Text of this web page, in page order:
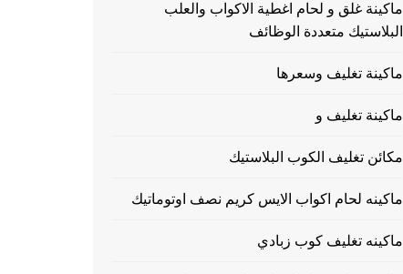
ماكينة غلق و لحام اغطية الاكواب والعلب
البلاستيك متعددة الوظائف
ماكينة تغليف وسعرها
ماكينة تغليف و
مكائن تغليف الكوب البلاستيك
ماكينه لحام اكواب الايس كريم نصف اوتوماتيك
ماكينه تغليف كوب زبادي